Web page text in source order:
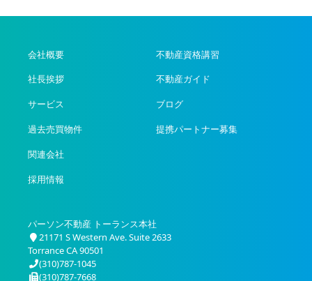
会社概要
社長挨拶
サービス
過去売買物件
関連会社
採用情報
不動産資格講習
不動産ガイド
ブログ
提携パートナー募集
パーソン不動産 トーランス本社
21171 S Western Ave. Suite 2633
Torrance CA 90501
(310)787-1045
(310)787-7668